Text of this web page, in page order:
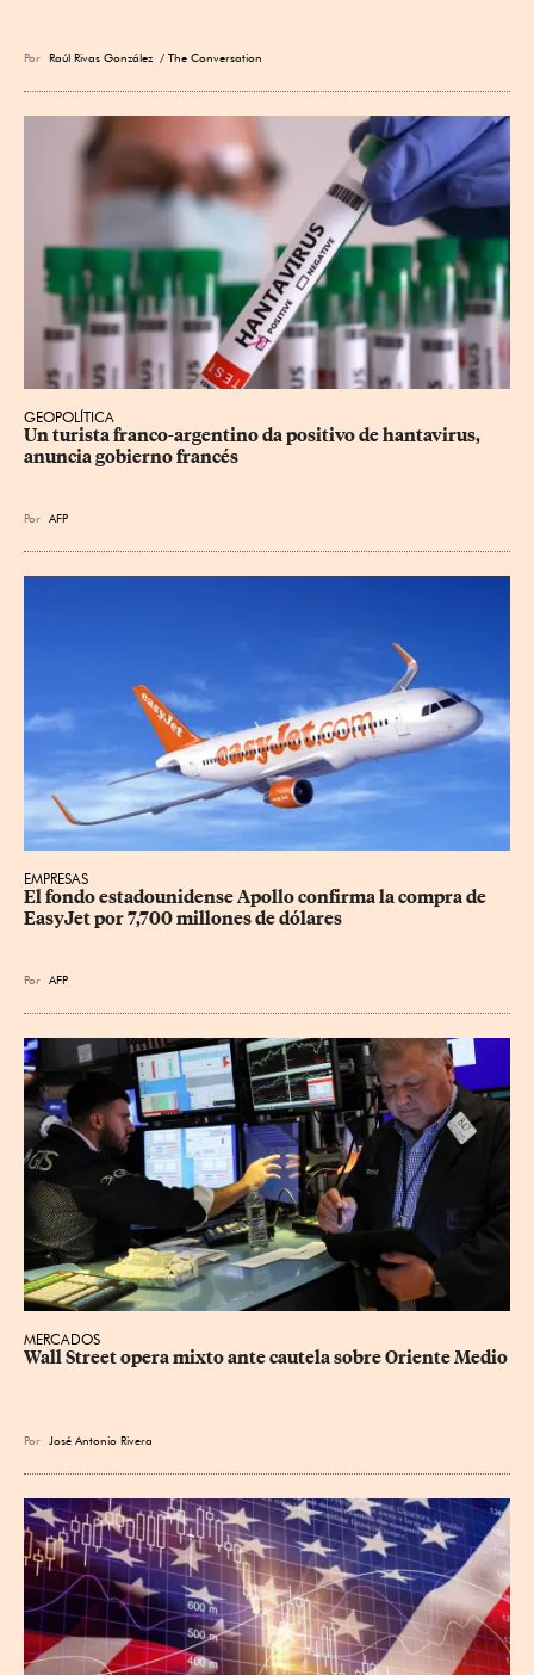
Por Raúl Rivas González / The Conversation
GEOPOLÍTICA
Un turista franco-argentino da positivo de hantavirus,
anuncia gobierno francés
Por AFP
EMPRESAS
El fondo estadounidense Apollo confirma la compra de
EasyJet por 7,700 millones de dólares
Por AFP
MERCADOS
Wall Street opera mixto ante cautela sobre Oriente Medio
Por José Antonio Rivera